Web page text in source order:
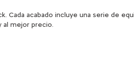
Cada acabado incluye una serie de
al mejor precio.